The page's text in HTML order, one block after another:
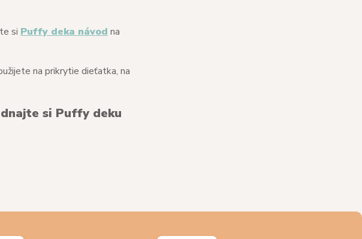
si Puffy deka návod na
na prikrytie dieťatka, na
si Puffy deku